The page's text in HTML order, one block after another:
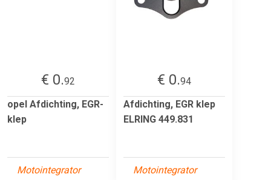
€ 0.92
opel Afdichting, EGR-
klep
Motointegrator
€ 0.94
Afdichting, EGR klep
ELRING 449.831
Motointegrator